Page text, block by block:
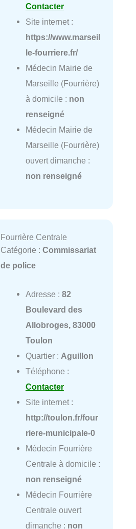
Contacter
Site internet :
https://www.marseil
le-fourriere.fr/
Médecin Mairie de
Marseille (Fourrière)
à domicile : non
renseigné
Médecin Mairie de
Marseille (Fourrière)
ouvert dimanche :
non renseigné
Fourrière Centrale
Catégorie : Commissariat
de police
Adresse : 82
Boulevard des
Allobroges, 83000
Toulon
Quartier : Aguillon
Téléphone :
Contacter
Site internet :
http://toulon.fr/four
riere-municipale-0
Médecin Fourrière
Centrale à domicile :
non renseigné
Médecin Fourrière
Centrale ouvert
dimanche : non